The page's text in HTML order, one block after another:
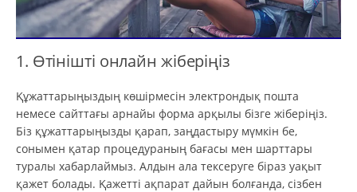
1. Өтінішті онлайн жіберіңіз
Құжаттарыңыздың көшірмесін электрондық пошта
немесе сайттағы арнайы форма арқылы бізге жіберіңіз.
Біз құжаттарыңызды қарап, заңдастыру мүмкін бе,
сонымен қатар процедураның бағасы мен шарттары
туралы хабарлаймыз. Алдын ала тексеруге біраз уақыт
қажет болады. Қажетті ақпарат дайын болғанда, сізбен